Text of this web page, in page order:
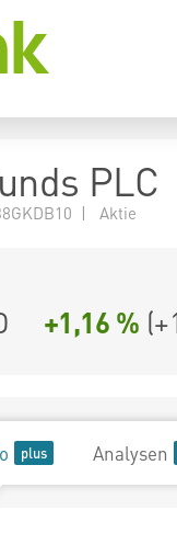
PLC
| Aktie
+1,16 % (
Analysen